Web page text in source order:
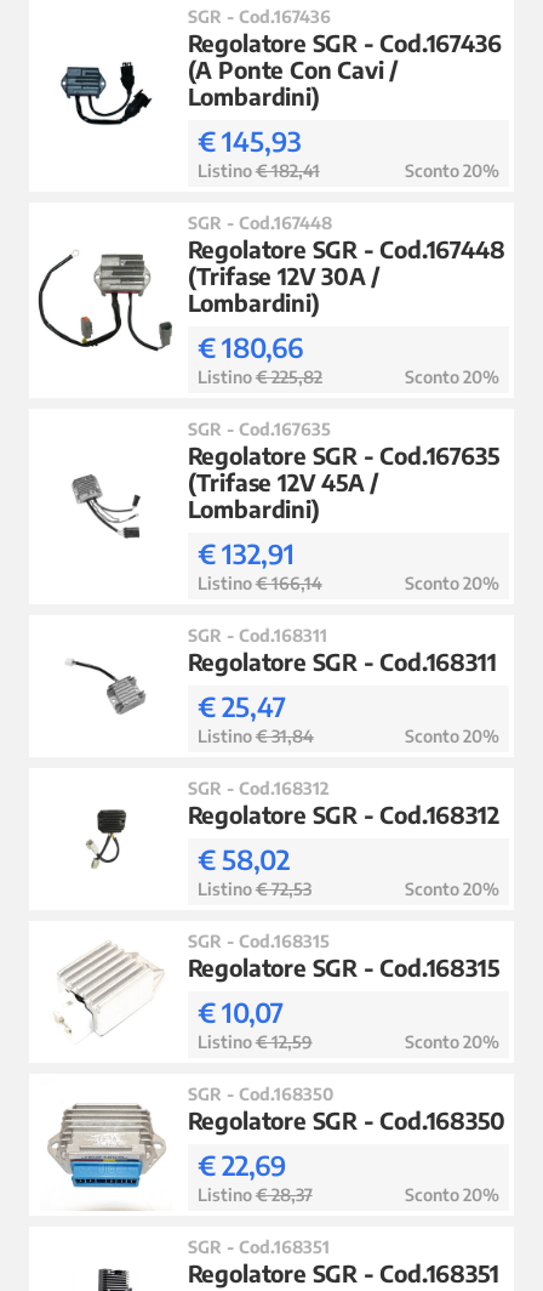
SGR - Cod.167436
Regolatore SGR - Cod.167436
(A Ponte Con Cavi /
Lombardini)
€ 145,93
Listino€ 182,41 Sconto 20%
SGR - Cod.167448
Regolatore SGR - Cod.167448
(Trifase 12V 30A /
Lombardini)
€ 180,66
Listino€ 225,82 Sconto 20%
SGR - Cod.167635
Regolatore SGR - Cod.167635
(Trifase 12V 45A /
Lombardini)
€ 132,91
Listino€ 166,14 Sconto 20%
SGR - Cod.168311
Regolatore SGR - Cod.168311
€ 25,47
Listino€ 31,84 Sconto 20%
SGR - Cod.168312
Regolatore SGR - Cod.168312
€ 58,02
Listino€ 72,53 Sconto 20%
SGR - Cod.168315
Regolatore SGR - Cod.168315
€ 10,07
Listino€ 12,59 Sconto 20%
SGR - Cod.168350
Regolatore SGR - Cod.168350
€ 22,69
Listino€ 28,37 Sconto 20%
SGR - Cod.168351
Regolatore SGR - Cod.168351